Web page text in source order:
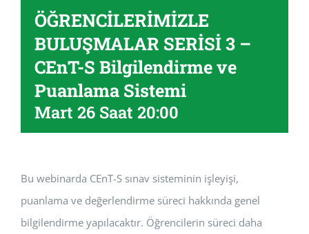
ÖĞRENCİLERİMİZLE
BULUŞMALAR SERİSİ 3 –
CEnT-S Bilgilendirme ve
Puanlama Sistemi
Mart 26 Saat 20:00
Bu webinarda CEnT-S sınav sisteminin işleyişi,
puanlama ve değerlendirme süreci hakkında genel
bilgilendirme yapılacaktır. Öğrencilerin süreci daha